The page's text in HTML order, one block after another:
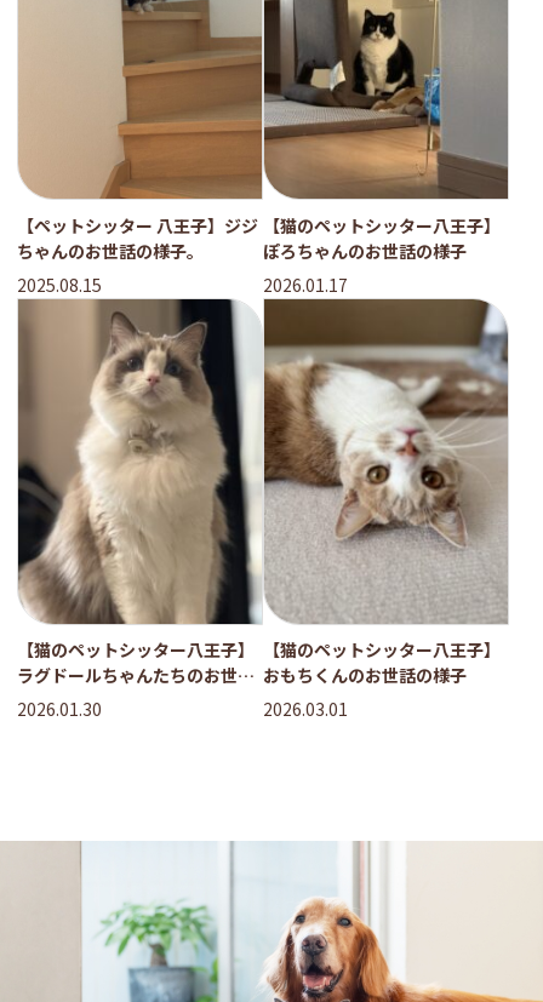
【ペットシッター 八王子】ジジ
ちゃんのお世話の様子。
2025.08.15
【猫のペットシッター八王子】
ぽろちゃんのお世話の様子
2026.01.17
【猫のペットシッター八王子】
ラグドールちゃんたちのお世話
の様子
2026.01.30
【猫のペットシッター八王子】
おもちくんのお世話の様子
2026.03.01